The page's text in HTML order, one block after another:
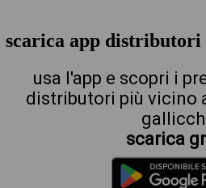
scarica app distributori
usa l'app e scopri i
distributori più vicino
scarica